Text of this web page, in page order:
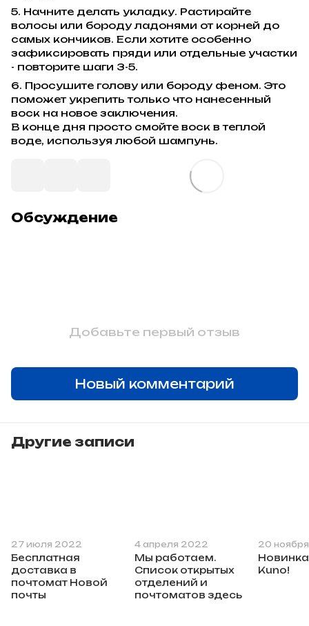
5. Начните делать укладку. Растирайте
волосы или бороду ладонями от корней до
самых кончиков. Если хотите особенно
зафиксировать пряди или отдельные участки
- повторите шаги 3-5.
6. Просушите голову или бороду феном. Это
поможет укрепить только что нанесенный
воск на новое заключения.
В конце дня просто смойте воск в теплой
воде, используя любой шампунь.
Обсуждение
Добавьте первый отзыв
Новый комментарий
Другие записи
27 июля 2022
Бесплатная
доставка в
почтомат Новой
почты
4 апреля 2022
Мы работаем.
Список открытых
отделений и
почтоматов здесь
20
Kuno!